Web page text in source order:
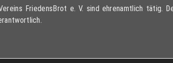
FriedensBrot e. V. sind ehrenamtlich tätig.